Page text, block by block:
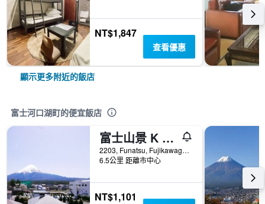
NT$1,847
查看優惠
顯示更多附近的飯店
富士河口湖町的便宜飯店
富士山景 K 之家 - 富士河口湖
2203, Funatsu, Fujikawaguchiko-machi Minamitsuru-gun, 富士河口湖町, 日本
6.5公里 距離市中心
NT$1,101